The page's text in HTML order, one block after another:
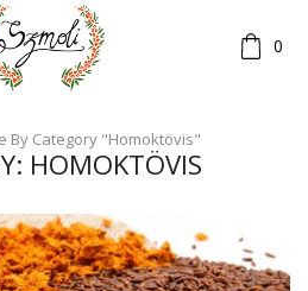
0
By Category "Homoktövis"
HOMOKTÖVIS